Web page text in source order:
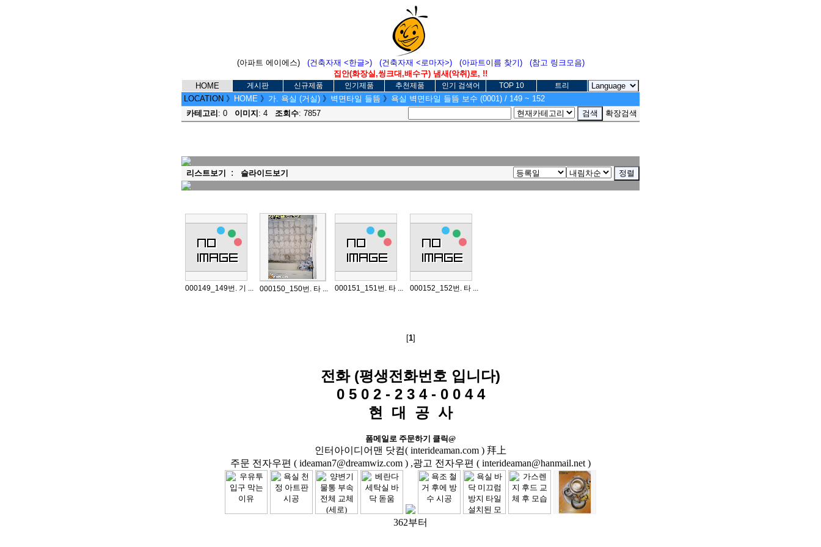
(아파트 에이에스) (건축자재 <한글>) (건축자재 <로마자>) (아파트이름 찾기)
(참고 링크모음)
집안(화장실,씽크대,배수구) 냄새(악취)로, !!
HOME
게시판 신규제품 인기제품 추천제품 인기 검색어 TOP 10 트리
LOCATION 》 HOME 》 가. 욕실 (거실) 》 벽면타일 들뜸 》 욕실 벽면타일 들뜸 보수 (0001) / 149 ~ 152
카테고리 : 0 이미지 : 4 조회수: 7857 확장검색
리스트보기 : 슬라이드보기
000149_149번. 기 ... 000150_150번. 타 ... 000151_151번. 타 ... 000152_152번. 타 ...
[1]
전화 (평생전화번호 입니다)
0 5 0 2 - 2 3 4 - 0 0 4 4
현 대 공 사
폼메일로 주문하기 클릭@
인터아이디어맨 닷컴( interideaman.com ) 拜上
주문 전자우편 ( ideaman7@dreamwiz.com ) ,광고 전자우편 ( interideaman@hanmail.net )
362부터